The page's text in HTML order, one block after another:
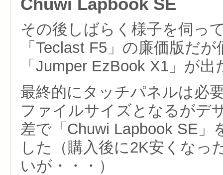
その後しばらく様子を伺っ
「Teclast F5」の廉価版だ
「Jumper EzBook X1」が
最終的にタッチパネルは必
ファイルサイズとなるがデ
差で「Chuwi Lapbook SE」
した（購入後に2K安くなっ
いが・・・）